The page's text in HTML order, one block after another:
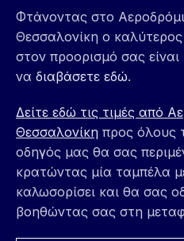
Φτάνοντας στο
Θεσσαλονίκη ο
στον προορισμό σας
ναδιαβάσετε εδώ.
Δείτε εδώ τις τιμές από
Θεσσαλονίκη προς όλους
οδηγός μας θα σας
κρατώντας μία ταμπέλα
καλωσορίσει και θα σας
βοηθώντας σας στη